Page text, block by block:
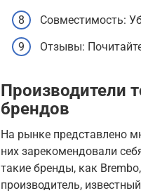
Совместимость:
Отзывы:
Производители
брендов
На рынке представлено
них зарекомендовали
такие бренды, как
производитель,